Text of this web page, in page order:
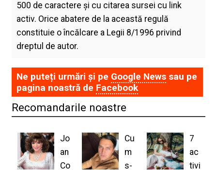
500 de caractere și cu citarea sursei cu link
activ. Orice abatere de la această regulă
constituie o încălcare a Legii 8/1996 privind
dreptul de autor.
Ne puteți urmări și pe Google Newssau pe
pagina noastră de Facebook
Recomandarile noastre
Jo
an
Co
Cu
m
s-
7
ac
tivi